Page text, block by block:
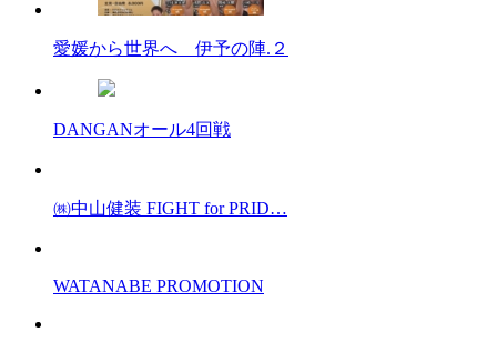
愛媛から世界へ 伊予の陣.２
DANGANオール4回戦
㈱中山健装 FIGHT for PRID…
WATANABE PROMOTION